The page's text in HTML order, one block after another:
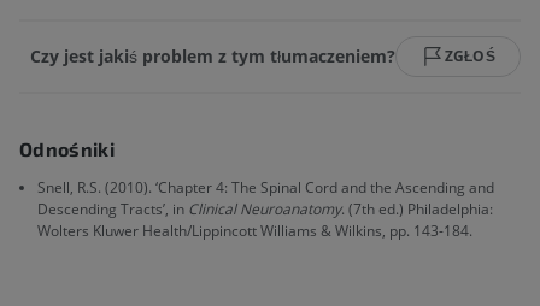
Czy jest jakiś problem z tym tłumaczeniem? ZGŁOŚ
Odnośniki
Snell, R.S. (2010). ‘Chapter 4: The Spinal Cord and the Ascending and
Descending Tracts’, in Clinical Neuroanatomy. (7th ed.) Philadelphia:
Wolters Kluwer Health/Lippincott Williams & Wilkins, pp. 143-184.